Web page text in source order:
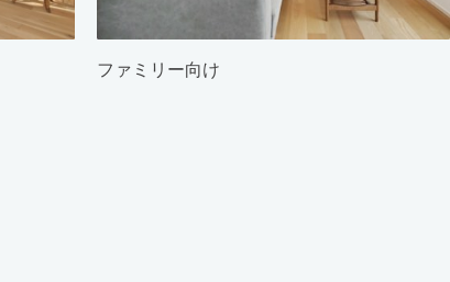
ファミリー向け